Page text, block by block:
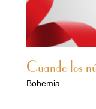
Cuando los
Bohemia